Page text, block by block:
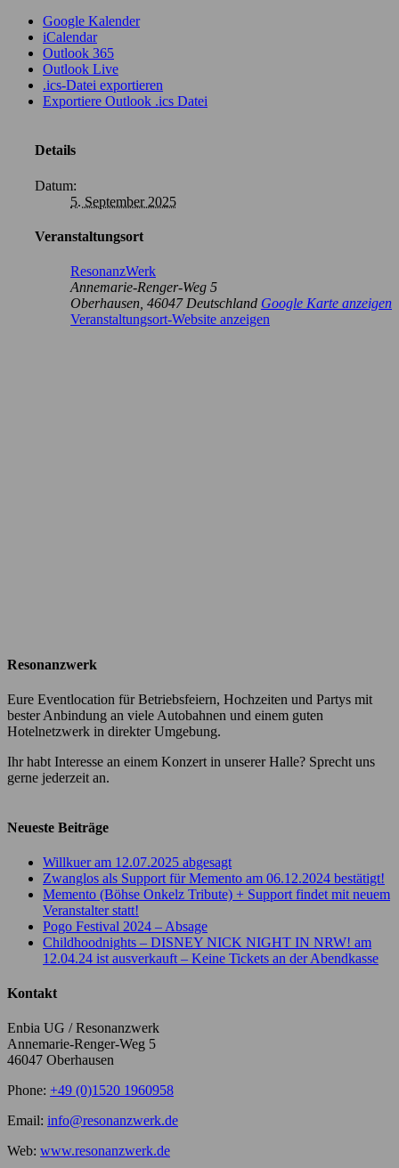
Google Kalender
iCalendar
Outlook 365
Outlook Live
.ics-Datei exportieren
Exportiere Outlook .ics Datei
Details
Datum:
5. September 2025
Veranstaltungsort
ResonanzWerk
Annemarie-Renger-Weg 5
Oberhausen 46047 Deutschland Google Karte anzeigen
Veranstaltungsort-Website anzeigen
Resonanzwerk
Eure Eventlocation für Betriebsfeiern, Hochzeiten und Partys mit
bester Anbindung an viele Autobahnen und einem guten
Hotelnetzwerk in direkter Umgebung.
Ihr habt Interesse an einem Konzert in unserer Halle? Sprecht uns
gerne jederzeit an.
Neueste Beiträge
Willkuer am 12.07.2025 abgesagt
Zwanglos als Support für Memento am 06.12.2024 bestätigt!
Memento (Böhse Onkelz Tribute) + Support findet mit neuem
Veranstalter statt!
Pogo Festival 2024 – Absage
Childhoodnights – DISNEY NICK NIGHT IN NRW! am
12.04.24 ist ausverkauft – Keine Tickets an der Abendkasse
Kontakt
Enbia UG / Resonanzwerk
Annemarie-Renger-Weg 5
46047 Oberhausen
Phone: +49 (0)1520 1960958
Email: info@resonanzwerk.de
Web: www.resonanzwerk.de